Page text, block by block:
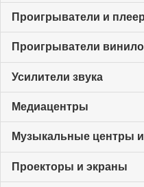
Проигрыватели и
Проигрыватели
Усилители звука
Медиацентры
Музыкальные центры
Проекторы и экраны